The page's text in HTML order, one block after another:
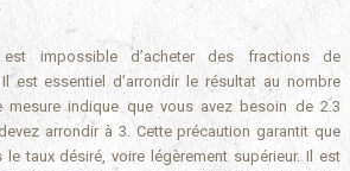
impossible d’acheter des fractions de
est essentiel d’arrondir le résultat au nombre
mesure indique que vous avez besoin de 2.3
arrondir à 3. Cette précaution garantit que
taux désiré, voire légèrement supérieur. Il est